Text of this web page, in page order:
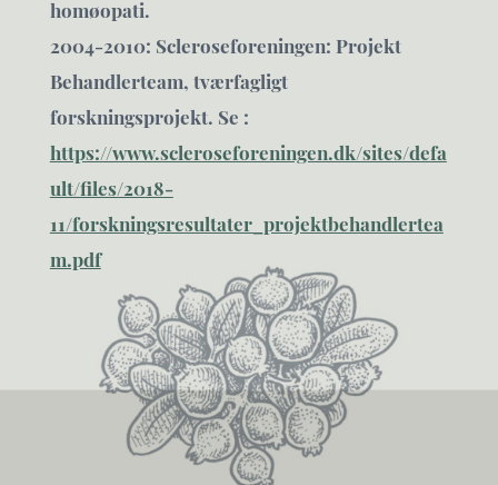
homøopati.
2004-2010: Scleroseforeningen: Projekt
Behandlerteam, tværfagligt
forskningsprojekt. Se :
https://www.scleroseforeningen.dk/sites/defa
ult/files/2018-
11/forskningsresultater_projektbehandlertea
m.pdf